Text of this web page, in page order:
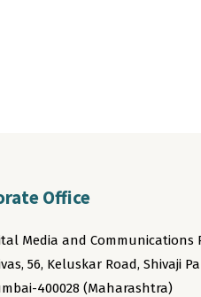
Office
Media and Communications
56, Keluskar Road, Shivaji
400028 (Maharashtra)